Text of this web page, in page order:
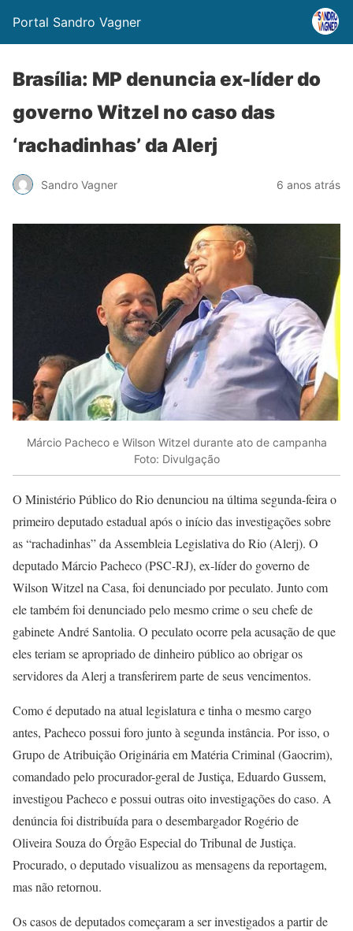
Portal Sandro Vagner
Brasília: MP denuncia ex-líder do
governo Witzel no caso das
‘rachadinhas’ da Alerj
Sandro Vagner 6 anos atrás
Márcio Pacheco e Wilson Witzel durante ato de campanha
Foto: Divulgação
O Ministério Público do Rio denunciou na última segunda-feira o
primeiro deputado estadual após o início das investigações sobre
as “rachadinhas” da Assembleia Legislativa do Rio (Alerj). O
deputado Márcio Pacheco (PSC-RJ), ex-líder do governo de
Wilson Witzel na Casa, foi denunciado por peculato. Junto com
ele também foi denunciado pelo mesmo crime o seu chefe de
gabinete André Santolia. O peculato ocorre pela acusação de que
eles teriam se apropriado de dinheiro público ao obrigar os
servidores da Alerj a transferirem parte de seus vencimentos.
Como é deputado na atual legislatura e tinha o mesmo cargo
antes, Pacheco possui foro junto à segunda instância. Por isso, o
Grupo de Atribuição Originária em Matéria Criminal (Gaocrim),
comandado pelo procurador-geral de Justiça, Eduardo Gussem,
investigou Pacheco e possui outras oito investigações do caso. A
denúncia foi distribuída para o desembargador Rogério de
Oliveira Souza do Órgão Especial do Tribunal de Justiça.
Procurado, o deputado visualizou as mensagens da reportagem,
mas não retornou.
Os casos de deputados começaram a ser investigados a partir de